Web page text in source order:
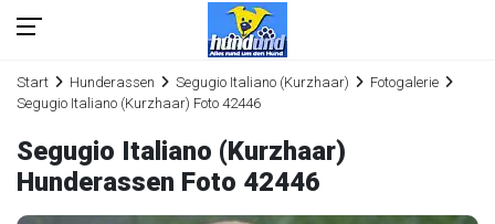
Start Hunderassen Segugio Italiano (Kurzhaar)
Fotogalerie
Segugio Italiano (Kurzhaar) Foto 42446
Segugio Italiano (Kurzhaar)
Hunderassen Foto 42446